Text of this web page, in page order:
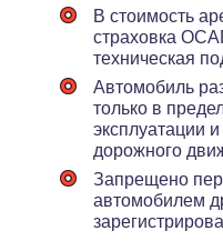
В стоимость
страховка
техническая
Автомобиль
только в
эксплуатации
дорожного
Запрещено
автомобилем